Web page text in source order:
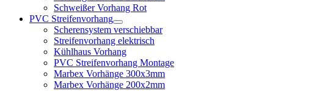
Schweißer Vorhang Rot
PVC Streifenvorhang
Scherensystem verschiebbar
Streifenvorhang elektrisch
Kühlhaus Vorhang
PVC Streifenvorhang Montage
Marbex Vorhänge 300x3mm
Marbex Vorhänge 200x2mm